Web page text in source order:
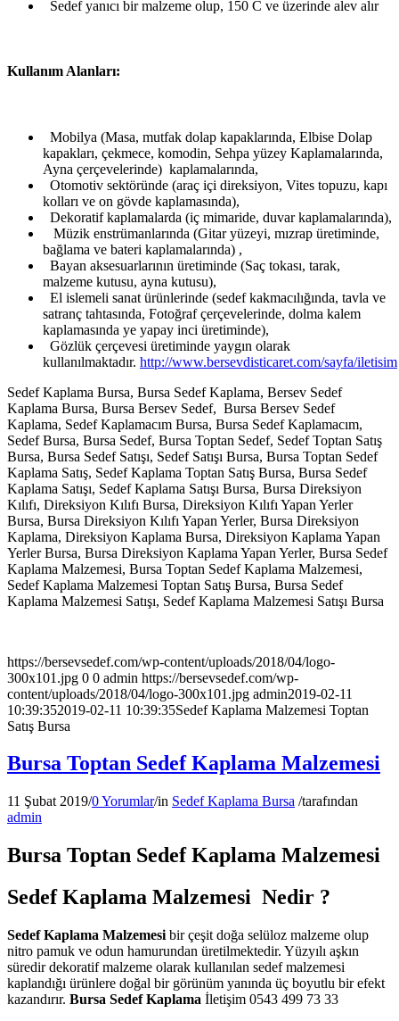
Sedef yanıcı bir malzeme olup, 150 C ve üzerinde alev alır
Kullanım Alanları:
Mobilya (Masa, mutfak dolap kapaklarında, Elbise Dolap
kapakları, çekmece, komodin, Sehpa yüzey Kaplamalarında,
Ayna çerçevelerinde) kaplamalarında,
Otomotiv sektöründe (araç içi direksiyon, Vites topuzu, kapı
kolları ve on gövde kaplamasında),
Dekoratif kaplamalarda (iç mimaride, duvar kaplamalarında),
Müzik enstrümanlarında (Gitar yüzeyi, mızrap üretiminde,
bağlama ve bateri kaplamalarında) ,
Bayan aksesuarlarının üretiminde (Saç tokası, tarak,
malzeme kutusu, ayna kutusu),
El islemeli sanat ürünlerinde (sedef kakmacılığında, tavla ve
satranç tahtasında, Fotoğraf çerçevelerinde, dolma kalem
kaplamasında ye yapay inci üretiminde),
Gözlük çerçevesi üretiminde yaygın olarak
kullanılmaktadır. http://www.bersevdisticaret.com/sayfa/iletisim
Sedef Kaplama Bursa, Bursa Sedef Kaplama, Bersev Sedef
Kaplama Bursa, Bursa Bersev Sedef, Bursa Bersev Sedef
Kaplama, Sedef Kaplamacım Bursa, Bursa Sedef Kaplamacım,
Sedef Bursa, Bursa Sedef, Bursa Toptan Sedef, Sedef Toptan Satış
Bursa, Bursa Sedef Satışı, Sedef Satışı Bursa, Bursa Toptan Sedef
Kaplama Satış, Sedef Kaplama Toptan Satış Bursa, Bursa Sedef
Kaplama Satışı, Sedef Kaplama Satışı Bursa, Bursa Direksiyon
Kılıfı, Direksiyon Kılıfı Bursa, Direksiyon Kılıfı Yapan Yerler
Bursa, Bursa Direksiyon Kılıfı Yapan Yerler, Bursa Direksiyon
Kaplama, Direksiyon Kaplama Bursa, Direksiyon Kaplama Yapan
Yerler Bursa, Bursa Direksiyon Kaplama Yapan Yerler, Bursa Sedef
Kaplama Malzemesi, Bursa Toptan Sedef Kaplama Malzemesi,
Sedef Kaplama Malzemesi Toptan Satış Bursa, Bursa Sedef
Kaplama Malzemesi Satışı, Sedef Kaplama Malzemesi Satışı Bursa
https://bersevsedef.com/wp-content/uploads/2018/04/logo-
300x101.jpg 0 0 admin https://bersevsedef.com/wp-
content/uploads/2018/04/logo-300x101.jpg admin2019-02-11
10:39:352019-02-11 10:39:35Sedef Kaplama Malzemesi Toptan
Satış Bursa
Bursa Toptan Sedef Kaplama Malzemesi
11 Şubat 2019/0 Yorumlar/in Sedef Kaplama Bursa /tarafından
admin
Bursa Toptan Sedef Kaplama Malzemesi
Sedef Kaplama Malzemesi Nedir ?
Sedef Kaplama Malzemesi bir çeşit doğa selüloz malzeme olup
nitro pamuk ve odun hamurundan üretilmektedir. Yüzyılı aşkın
süredir dekoratif malzeme olarak kullanılan sedef malzemesi
kaplandığı ürünlere doğal bir görünüm yanında üç boyutlu bir efekt
kazandırır. Bursa Sedef Kaplama İletişim 0543 499 73 33